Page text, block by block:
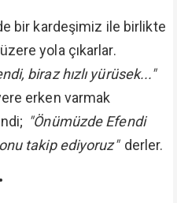
bir kardeşimiz ile birlikte
yola çıkarlar.
biraz hızlı yürüsek..."
erken varmak
"Önümüzde Efendi
takip ediyoruz" derler.
•